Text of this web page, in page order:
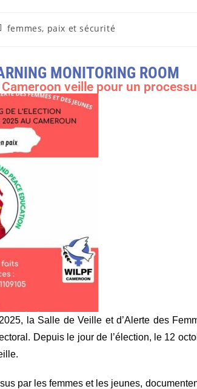
femmes, paix et sécurité
MONITORING ROOM
veille pour un
la Salle de Veille et d’Alerte des
Depuis le jour de l’élection, le 12
par les femmes et les jeunes,